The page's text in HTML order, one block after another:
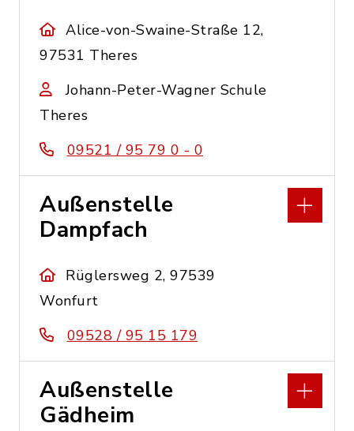
Alice-von-Swaine-Straße 12,
97531 Theres
Johann-Peter-Wagner Schule
Theres
09521 / 95 79 0 - 0
Außenstelle
Dampfach
Rüglersweg 2, 97539
Wonfurt
09528 / 95 15 179
Außenstelle
Gädheim